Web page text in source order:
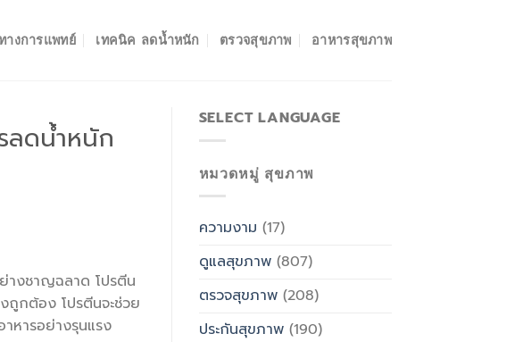
างการแพทย์ เทคนิค ลดน้ำหนัก ตรวจสุขภาพ อาหารสุขภาพ
ลดน้ำหนัก
างชาญฉลาด โปรตีน
ถูกต้อง โปรตีนจะช่วย
หารอย่างรุนแรง
SELECT LANGUAGE
หมวดหมู่ สุขภาพ
ความงาม (17)
ดูแลสุขภาพ(807)
ตรวจสุขภาพ(208)
ประกันสุขภาพ(190)